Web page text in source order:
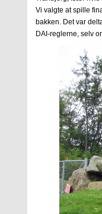
Vi valgte at spille
bakken. Det var
DAI-reglerne, selv